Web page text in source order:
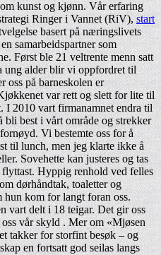
kunst og kjønn. Vår erfaring
Ringer i Vannet (RiV),start
basert på næringslivets
samarbeidspartner som
Først ble 21 veltrente menn satt
ung alder blir vi oppfordret til
oss på barneskolen er
var rett og slett for lite til
I 2010 vart firmanamnet endra til
best i vårt område og strekker
Vi bestemte oss for å
til lunch, men jeg klarte ikke å
Sovehette kan justeres og tas
Hyppig renhold ved felles
dørhåndtak, toaletter og
hun kom for langt foran oss.
vart delt i 18 teigar. Det gir oss
vår skyld . Mer om «Mjøsen
takker for storfint besøk – og
en fortsatt god seilas langs